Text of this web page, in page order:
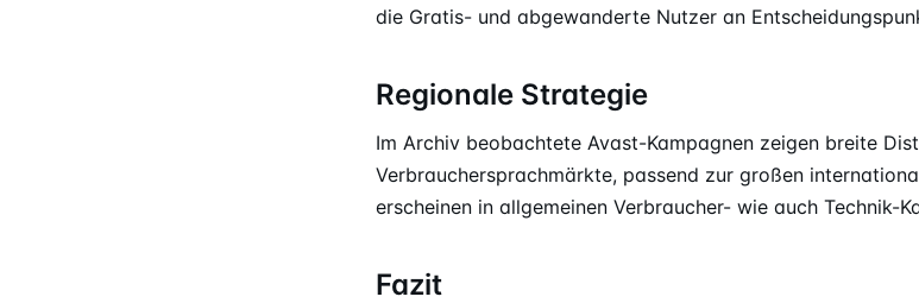
die Gratis- und abgewanderte Nutzer an
Regionale Strategie
Im Archiv beobachtete Avast-Kampagnen zeigen breite
Verbrauchersprachmärkte, passend zur großen
erscheinen in allgemeinen Verbraucher- wie auch Technik-
Fazit